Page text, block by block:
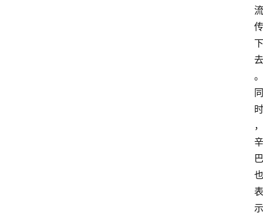
流
传
下
去
。
同
时
，
辛
巴
也
表
示